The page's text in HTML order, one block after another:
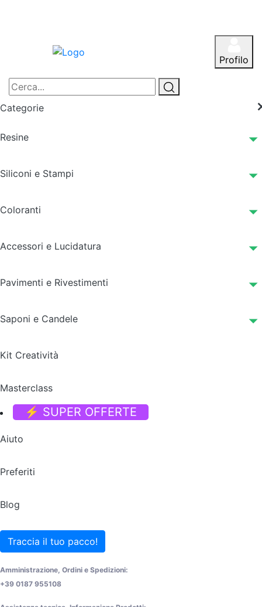
Profilo
Categorie
Resine
Siliconi e Stampi
Coloranti
Accessori e Lucidatura
Pavimenti e Rivestimenti
Saponi e Candele
Kit Creatività
Masterclass
⚡ SUPER OFFERTE
Aiuto
Preferiti
Blog
Traccia il tuo pacco!
Amministrazione, Ordini e Spedizioni:
+39 0187 955108